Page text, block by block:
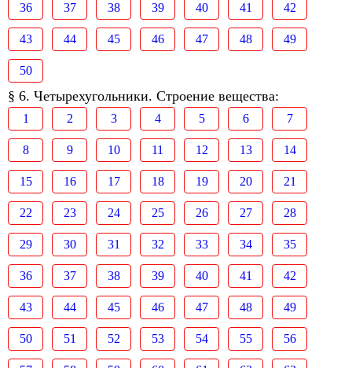
36 37 38 39 40 41 42
43 44 45 46 47 48 49
50
§ 6. Четырехугольники. Строение вещества:
1 2 3 4 5 6 7
8 9 10 11 12 13 14
15 16 17 18 19 20 21
22 23 24 25 26 27 28
29 30 31 32 33 34 35
36 37 38 39 40 41 42
43 44 45 46 47 48 49
50 51 52 53 54 55 56